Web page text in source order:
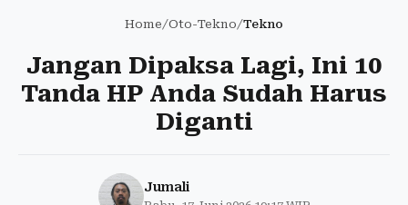
Home/Oto-Tekno/Tekno
Jangan Dipaksa Lagi, Ini 10
Tanda HP Anda Sudah Harus
Diganti
Jumali